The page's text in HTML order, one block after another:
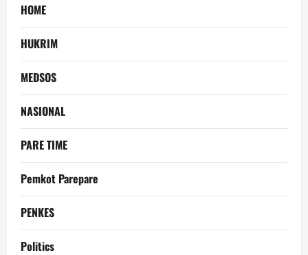
HOME
HUKRIM
MEDSOS
NASIONAL
PARE TIME
Pemkot Parepare
PENKES
Politics